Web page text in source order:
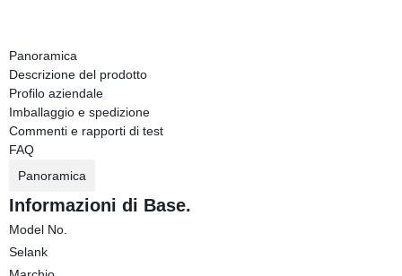
Panoramica
Descrizione del prodotto
Profilo aziendale
Imballaggio e spedizione
Commenti e rapporti di test
FAQ
Panoramica
Informazioni di Base.
Model No.
Selank